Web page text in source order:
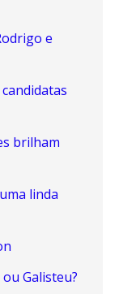
e
brilham
linda
Galisteu?